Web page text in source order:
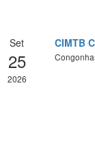
Set
25
2026
CIMTB